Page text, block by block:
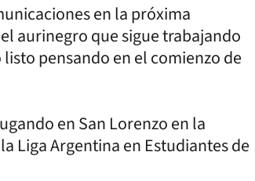
en la próxima
aurinegro que sigue trabajando
pensando en el comienzo de
en San Lorenzo en la
Liga Argentina en Estudiantes de